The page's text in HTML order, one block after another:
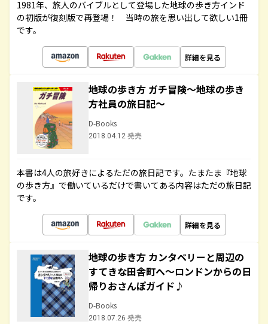
1981年、旅人のバイブルとして登場した地球の歩き方インド
の初版が復刻版で再登場！ 当時の旅を思い出して欲しい1冊
です。
詳細を見る
地球の歩き方 ガチ冒険～地球の歩き
方社員の旅日記～
D-Books
2018.04.12 発売
本書は4人の旅好きによるただの旅日記です。たまたま『地球
の歩き方』で働いているだけで書いてある内容はただの旅日記
です。
詳細を見る
地球の歩き方 カンタベリーと周辺の
すてきな田舎町へ～ロンドンからの日
帰りおさんぽガイド♪
D-Books
2018.07.26 発売